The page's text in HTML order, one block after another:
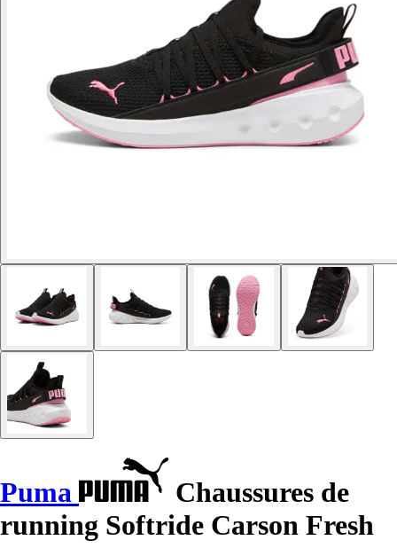
Puma
Chaussures de
running Softride Carson Fresh